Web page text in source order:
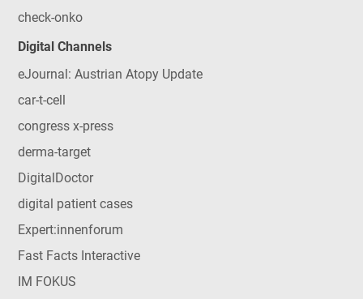
check-onko
Digital Channels
eJournal: Austrian Atopy Update
car-t-cell
congress x-press
derma-target
DigitalDoctor
digital patient cases
Expert:innenforum
Fast Facts Interactive
IM FOKUS